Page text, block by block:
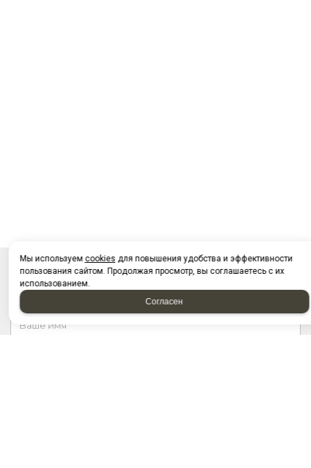
НАПИСАТЬ НАМ
Мы используем cookies для повышения удобства и эффективности
пользования сайтом. Продолжая просмотр, вы соглашаетесь с их
использованием.
Согласен